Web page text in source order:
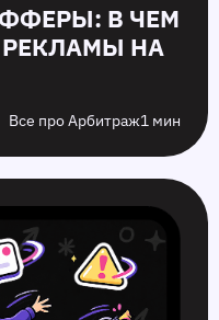
В ЧЕМ
РЕКЛАМЫ НА
Все про Арбитраж1 мин